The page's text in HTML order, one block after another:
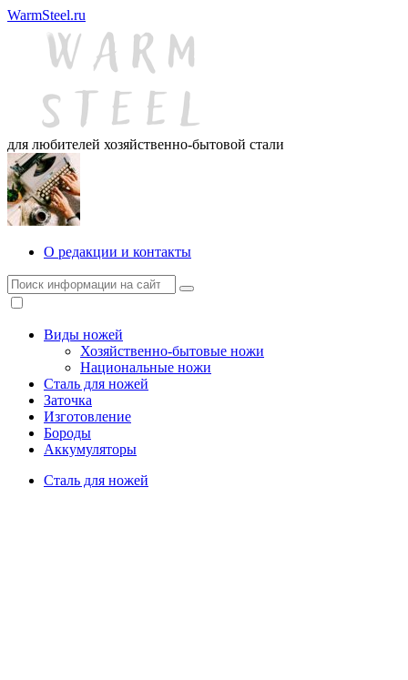
WarmSteel.ru
для любителей хозяйственно-бытовой стали
О редакции и контакты
Виды ножей
Хозяйственно-бытовые ножи
Национальные ножи
Сталь для ножей
Заточка
Изготовление
Бороды
Аккумуляторы
Сталь для ножей